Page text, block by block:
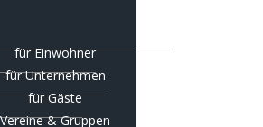
für Einwohner
für Unternehmen
für Gäste
Vereine & Gruppen